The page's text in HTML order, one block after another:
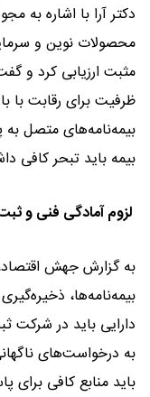
دکتر آرا با اشاره به
محصولات نوین و
مثبت ارزیابی کرد و
ظرفیت برای رقابت با
بیمه‌نامه‌های متصل
بیمه باید تبحر کافی
لزوم آمادگی فنی و
به گزارش جهش اقتصاد،
بیمه‌نامه‌ها،
دارایی باید در شرکت
به درخواست‌های
باید منابع کافی برای